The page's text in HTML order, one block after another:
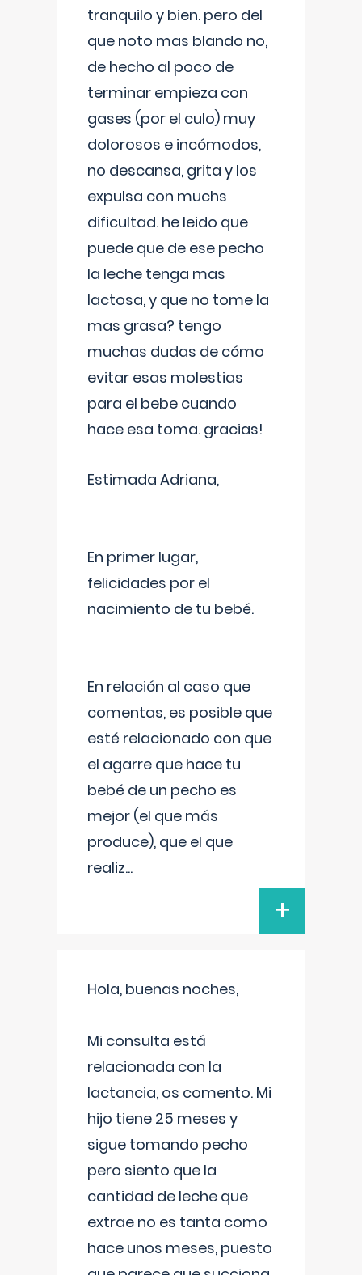
tranquilo y bien. pero del
que noto mas blando no,
de hecho al poco de
terminar empieza con
gases (por el culo) muy
dolorosos e incómodos,
no descansa, grita y los
expulsa con muchs
dificultad. he leido que
puede que de ese pecho
la leche tenga mas
lactosa, y que no tome la
mas grasa? tengo
muchas dudas de cómo
evitar esas molestias
para el bebe cuando
hace esa toma. gracias!
Estimada Adriana,
En primer lugar,
felicidades por el
nacimiento de tu bebé.
En relación al caso que
comentas, es posible que
esté relacionado con que
el agarre que hace tu
bebé de un pecho es
mejor (el que más
produce), que el que
realiz...
+
Hola, buenas noches,
Mi consulta está
relacionada con la
lactancia, os comento. Mi
hijo tiene 25 meses y
sigue tomando pecho
pero siento que la
cantidad de leche que
extrae no es tanta como
hace unos meses, puesto